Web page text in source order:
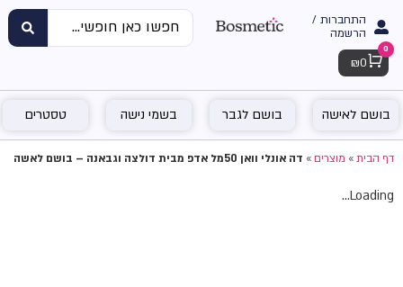
התחברות /
הרשמה
Cart
0
₪ 0
בושם לאישה בושם לגבר בשמי נישה טסטרים
דף הבית»מוצרים»דה אונלי וואן 50מל אדפ מבית דולצה וגבאנה – בושם לאשה
Loading...